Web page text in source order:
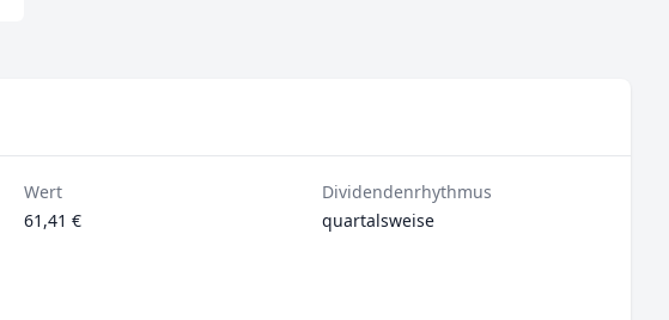
Wert
61,41 €
Dividendenrhythmus
quartalsweise